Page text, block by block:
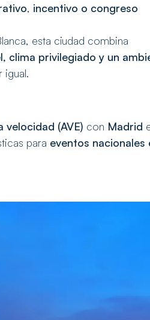
, incentivo o congreso
esta ciudad combina
clima privilegiado y un
igual.
velocidad (AVE) con Madrid
para eventos nacionales